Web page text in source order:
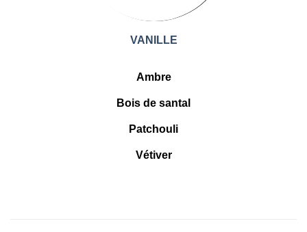
VANILLE
Ambre
Bois de santal
Patchouli
Vétiver